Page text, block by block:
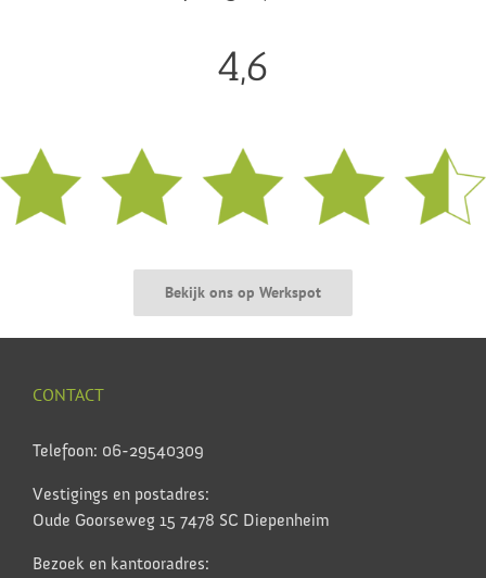
4,6
Bekijk ons op Werkspot
CONTACT
Telefoon: 06-29540309
Vestigings en postadres:
Oude Goorseweg 15 7478 SC Diepenheim
Bezoek en kantooradres: